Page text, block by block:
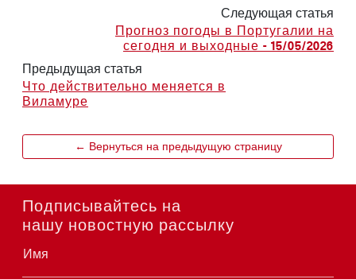
Следующая статья
Прогноз погоды в Португалии на
сегодня и выходные - 15/05/2026
Предыдущая статья
Что действительно меняется в
Виламуре
← Вернуться на предыдущую страницу
Подписывайтесь на
нашу новостную рассылку
Имя